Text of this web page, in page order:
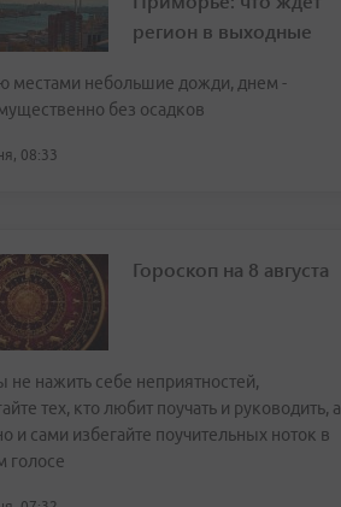
регион в выходные
местами небольшие дожди, днем -
без осадков
08:33
Гороскоп на 8 августа
не нажить себе неприятностей,
тех, кто любит поучать и руководить, а
и сами избегайте поучительных ноток в
голосе